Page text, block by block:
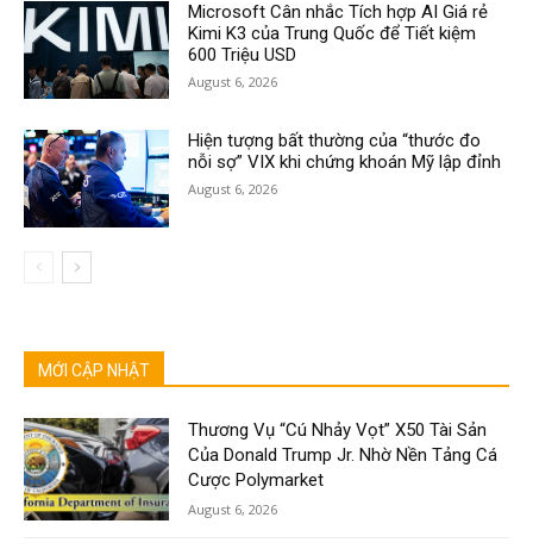
Microsoft Cân nhắc Tích hợp AI Giá rẻ
Kimi K3 của Trung Quốc để Tiết kiệm
600 Triệu USD
August 6, 2026
Hiện tượng bất thường của “thước đo
nỗi sợ” VIX khi chứng khoán Mỹ lập đỉnh
August 6, 2026
MỚI CẬP NHẬT
Thương Vụ “Cú Nhảy Vọt” X50 Tài Sản
Của Donald Trump Jr. Nhờ Nền Tảng Cá
Cược Polymarket
August 6, 2026